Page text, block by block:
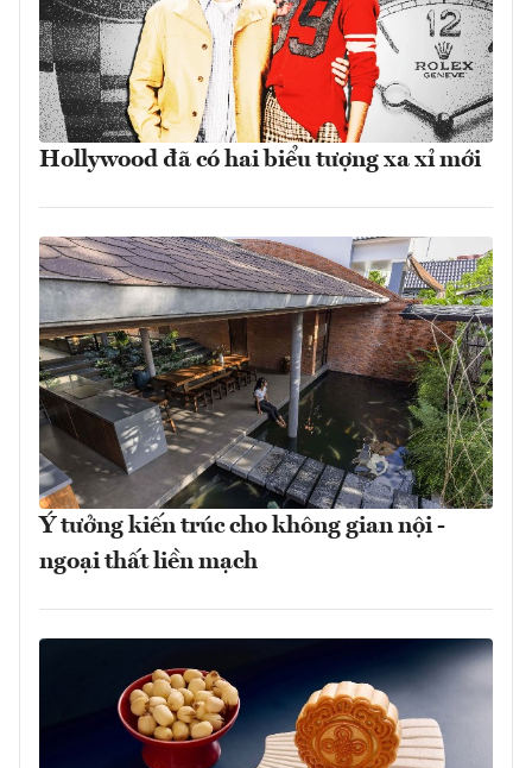
Hollywood đã có hai biểu tượng xa xỉ mới
Ý tưởng kiến trúc cho không gian nội -
ngoại thất liền mạch